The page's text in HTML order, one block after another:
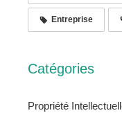
Entreprise
Catégories
Propriété